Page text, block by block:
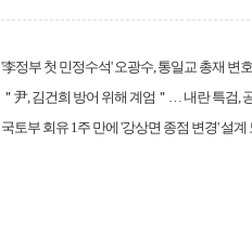
'李정부 첫 민정수석' 오광수, 통일교 총재 변
＂尹, 김건희 방어 위해 계엄＂… 내란 특검,
국토부 회유 1주 만에 '강상면 종점 변경' 설